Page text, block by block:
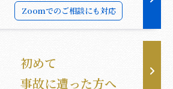
Zoomでのご相談にも対応
初めて
事故に遭った方へ